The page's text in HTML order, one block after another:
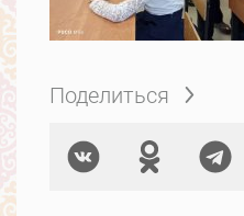
Поделиться